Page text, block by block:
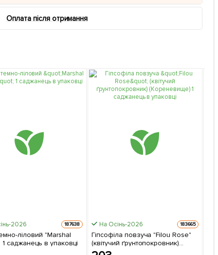
Оплата після отримання
2026 187638
ліловий "Marshal
саджанець в упаковці
На Осінь-2026 183665
Гіпсофіла повзуча "Filou Rose"
(квітучий ґрунтопокровник)
(Кореневище) 1 саджанець в